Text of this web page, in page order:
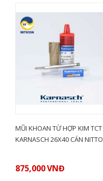
MŨI KHOAN TỪ HỢP KIM TCT
KARNASCH 26X40 CÁN NITTO
875,000VNĐ